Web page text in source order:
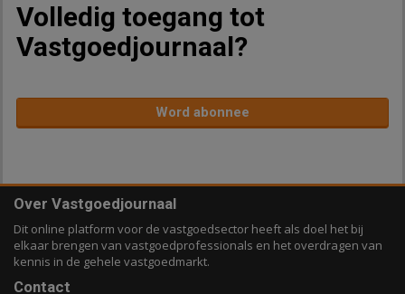
Volledig toegang tot
Vastgoedjournaal?
Word abonnee
Over Vastgoedjournaal
Dit online platform voor de vastgoedsector heeft als doel het bij
elkaar brengen van vastgoedprofessionals en het overdragen van
kennis in de gehele vastgoedmarkt.
Contact